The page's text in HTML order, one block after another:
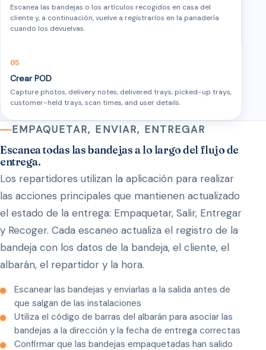
Escanea las bandejas o los artículos recogidos en casa del
cliente y, a continuación, vuelve a registrarlos en la panadería
cuando los devuelvas.
Crear POD
Capture photos, delivery notes, delivered trays, picked-up trays,
customer-held trays, scan times, and user details.
EMPAQUETAR, ENVIAR, ENTREGAR
Escanea todas las bandejas a lo largo del flujo de
entrega.
Los repartidores utilizan la aplicación para realizar
las acciones principales que mantienen actualizado
el estado de la entrega: Empaquetar, Salir, Entregar
y Recoger. Cada escaneo actualiza el registro de la
bandeja con los datos de la bandeja, el cliente, el
albarán, el repartidor y la hora.
Escanear las bandejas y enviarlas a la salida antes de
que salgan de las instalaciones
Utiliza el código de barras del albarán para asociar las
bandejas a la dirección y la fecha de entrega correctas
Confirmar que las bandejas empaquetadas han salido